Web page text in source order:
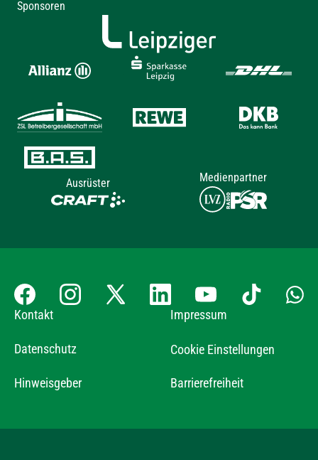
Sponsoren
Ausrüster Medienpartner
Kontakt Impressum
Datenschutz Cookie Einstellungen
Hinweisgeber Barrierefreiheit